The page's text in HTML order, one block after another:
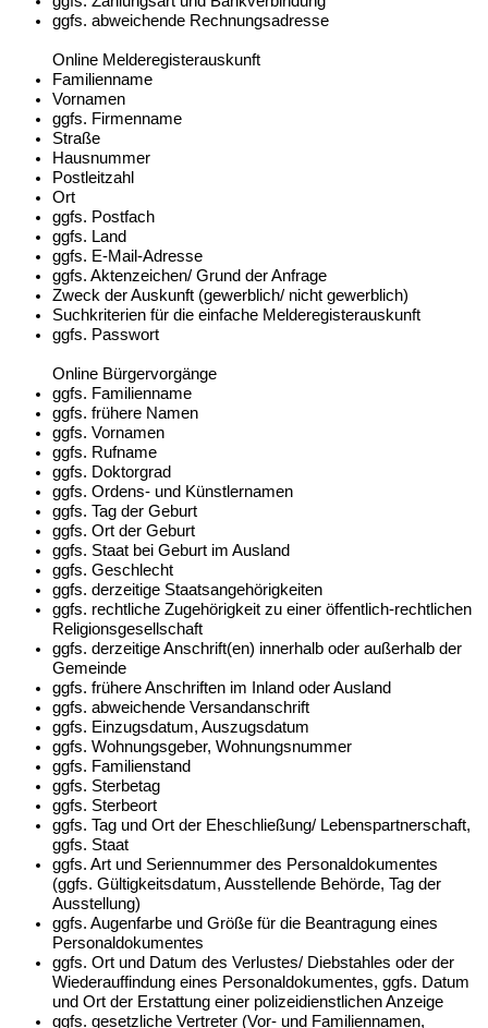
ggfs. abweichende Rechnungsadresse
Online Melderegisterauskunft
Familienname
Vornamen
ggfs. Firmenname
Straße
Hausnummer
Postleitzahl
Ort
ggfs. Postfach
ggfs. Land
ggfs. E-Mail-Adresse
ggfs. Aktenzeichen/ Grund der Anfrage
Zweck der Auskunft (gewerblich/ nicht gewerblich)
Suchkriterien für die einfache Melderegisterauskunft
ggfs. Passwort
Online Bürgervorgänge
ggfs. Familienname
ggfs. frühere Namen
ggfs. Vornamen
ggfs. Rufname
ggfs. Doktorgrad
ggfs. Ordens- und Künstlernamen
ggfs. Tag der Geburt
ggfs. Ort der Geburt
ggfs. Staat bei Geburt im Ausland
ggfs. Geschlecht
ggfs. derzeitige Staatsangehörigkeiten
ggfs. rechtliche Zugehörigkeit zu einer öffentlich-rechtlichen
Religionsgesellschaft
ggfs. derzeitige Anschrift(en) innerhalb oder außerhalb der
Gemeinde
ggfs. frühere Anschriften im Inland oder Ausland
ggfs. abweichende Versandanschrift
ggfs. Einzugsdatum, Auszugsdatum
ggfs. Wohnungsgeber, Wohnungsnummer
ggfs. Familienstand
ggfs. Sterbetag
ggfs. Sterbeort
ggfs. Tag und Ort der Eheschließung/ Lebenspartnerschaft,
ggfs. Staat
ggfs. Art und Seriennummer des Personaldokumentes
(ggfs. Gültigkeitsdatum, Ausstellende Behörde, Tag der
Ausstellung)
ggfs. Augenfarbe und Größe für die Beantragung eines
Personaldokumentes
ggfs. Ort und Datum des Verlustes/ Diebstahles oder der
Wiederauffindung eines Personaldokumentes, ggfs. Datum
und Ort der Erstattung einer polizeidienstlichen Anzeige
ggfs. gesetzliche Vertreter (Vor- und Familiennamen,